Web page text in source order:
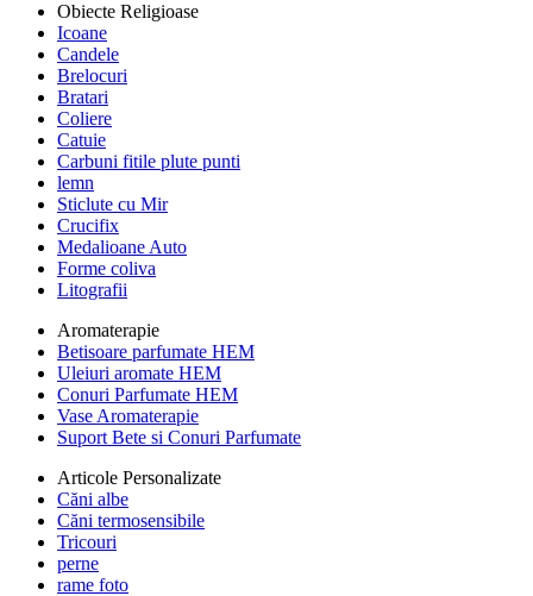
Obiecte Religioase
Icoane
Candele
Brelocuri
Bratari
Coliere
Catuie
Carbuni fitile plute punti
lemn
Sticlute cu Mir
Crucifix
Medalioane Auto
Forme coliva
Litografii
Aromaterapie
Betisoare parfumate HEM
Uleiuri aromate HEM
Conuri Parfumate HEM
Vase Aromaterapie
Suport Bete si Conuri Parfumate
Articole Personalizate
Căni albe
Căni termosensibile
Tricouri
perne
rame foto